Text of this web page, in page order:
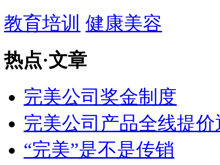
教育培训 健康美容
热点·文章
完美公司奖金制度
完美公司产品全线提价
“完美”是不是传销